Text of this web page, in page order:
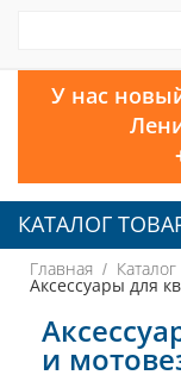
У нас
КАТАЛОГ
Главная Каталог
Аксессуары для
и